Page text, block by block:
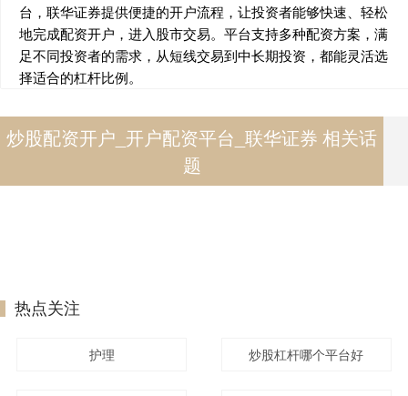
台，联华证券提供便捷的开户流程，让投资者能够快速、轻松
地完成配资开户，进入股市交易。平台支持多种配资方案，满
足不同投资者的需求，从短线交易到中长期投资，都能灵活选
择适合的杠杆比例。
炒股配资开户_开户配资平台_联华证券 相关话
题
热点关注
护理 炒股杠杆哪个平台好